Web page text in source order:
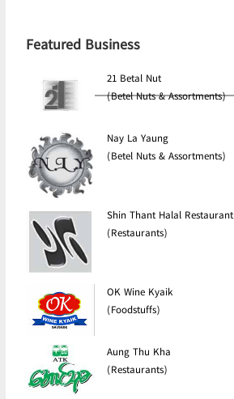
Featured Business
21 Betal Nut
(Betel Nuts & Assortments)
Nay La Yaung
(Betel Nuts & Assortments)
Shin Thant Halal Restaurant
(Restaurants)
OK Wine Kyaik
(Foodstuffs)
Aung Thu Kha
(Restaurants)